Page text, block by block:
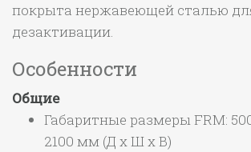
покрыта нержавеющей сталью
дезактивации.
Особенности
Общие
Габаритные размеры FRM:
2100 мм (Д х Ш х В)